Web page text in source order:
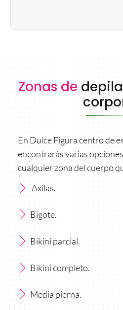
Zonas de
En Dulce Figura centro de
encontrarás varias
cualquier zona del cuerpo
Axilas.
Bigote.
Bikini parcial.
Bikini completo.
Media pierna.